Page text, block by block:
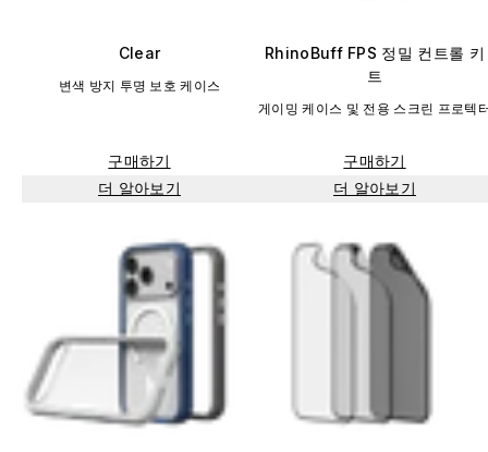
Clear
변색 방지 투명 보호 케이스
구매하기
더 알아보기
RhinoBuff FPS 정밀 컨트롤 키
트
게이밍 케이스 및 전용 스크린 프로텍
구매하기
더 알아보기